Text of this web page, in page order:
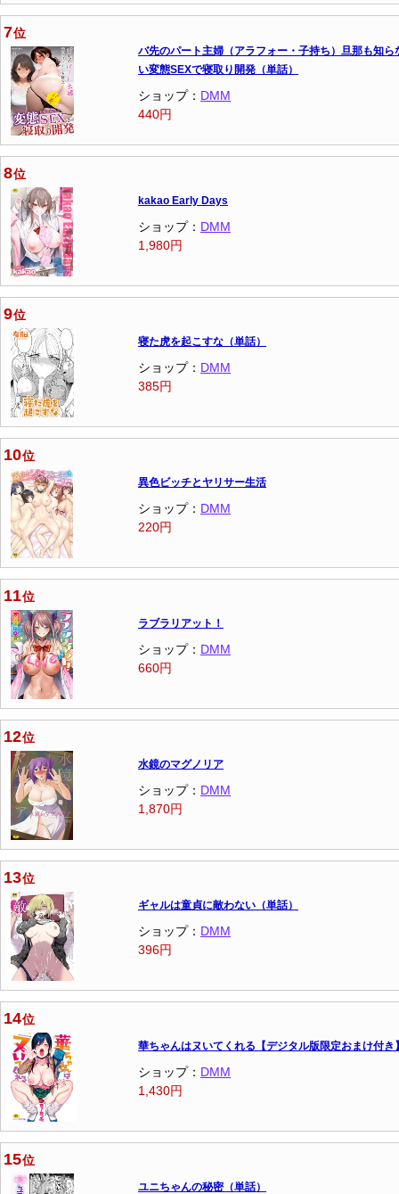
7位
バ先のパート主婦（アラフォー・子持ち）旦那も知ら
い変態SEXで寝取り開発（単話）
ショップ： DMM
440円
8位
kakao Early Days
ショップ： DMM
1,980円
9位
寝た虎を起こすな（単話）
ショップ： DMM
385円
10位
異色ビッチとヤリサー生活
ショップ： DMM
220円
11位
ラブラリアット！
ショップ： DMM
660円
12位
水鏡のマグノリア
ショップ： DMM
1,870円
13位
ギャルは童貞に敵わない（単話）
ショップ： DMM
396円
14位
華ちゃんはヌいてくれる【デジタル版限定おまけ付き
ショップ： DMM
1,430円
15位
ユニちゃんの秘密（単話）